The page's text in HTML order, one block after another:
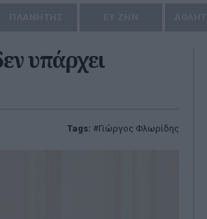
υπάρχει
Tags: Γιώργος Φλωρίδης